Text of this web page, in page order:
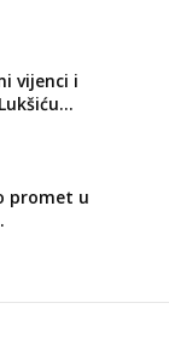
vijenci i
promet u